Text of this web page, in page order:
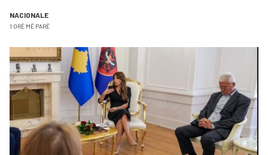
NACIONALE
1 ORË MË PARË